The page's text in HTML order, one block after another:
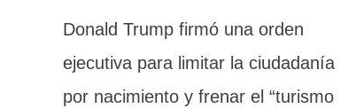
Donald Trump firmó una orden
ejecutiva para limitar la ciudadanía
por nacimiento y frenar el “turismo